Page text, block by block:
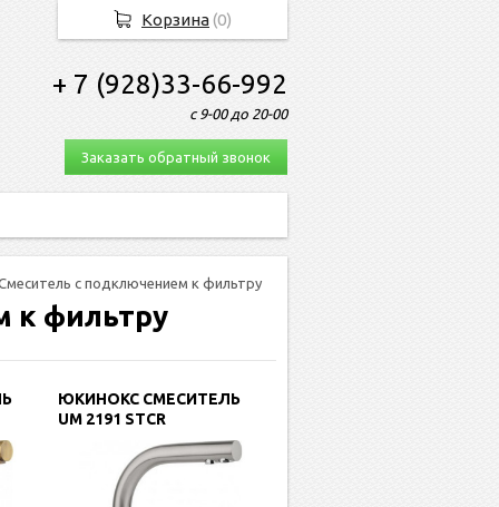
+ 7 (928)33-66-992
с 9-00 до 20-00
Заказать обратный звонок
с подключением к фильтру
к фильтру
ЮКИНОКС СМЕСИТЕЛЬ
UM 2191 STCR
Корзина(0)